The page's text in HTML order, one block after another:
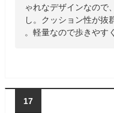
ゃれなデザインなので
し。クッション性が抜
。軽量なので歩きやす
17